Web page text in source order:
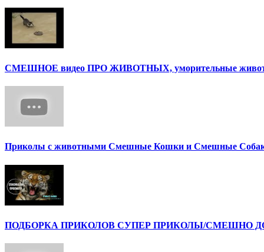
СМЕШНОЕ видео ПРО ЖИВОТНЫХ, уморительные
Приколы с животными Смешные Кошки и Смешные
ПОДБОРКА ПРИКОЛОВ СУПЕР ПРИКОЛЫ/СМЕШНО ДО